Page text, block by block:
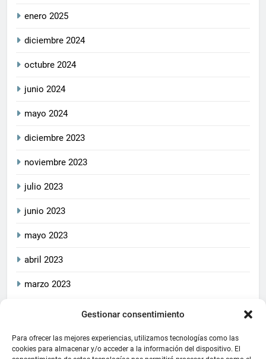
Gestionar consentimiento
Para ofrecer las mejores experiencias, utilizamos tecnologías como las
cookies para almacenar y/o acceder a la información del dispositivo. El
enero 2025
diciembre 2024
octubre 2024
junio 2024
mayo 2024
diciembre 2023
noviembre 2023
julio 2023
junio 2023
mayo 2023
abril 2023
marzo 2023
los derechos reservados.
Este blog cumple con las
Política De CookiesAviso Legal